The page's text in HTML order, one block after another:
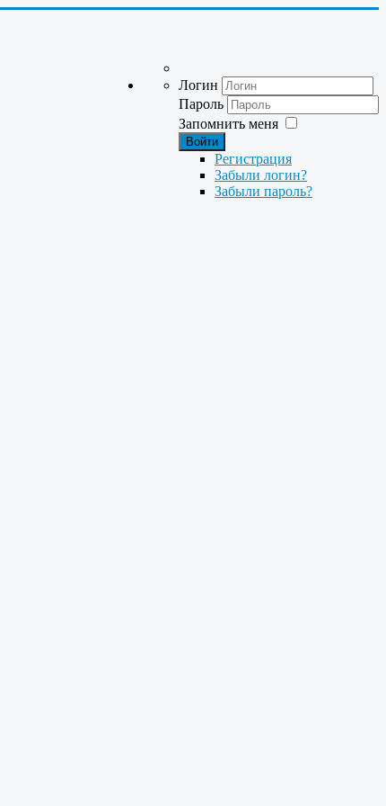
Логин
Пароль
Запомнить меня
Войти
Регистрация
Забыли логин?
Забыли пароль?